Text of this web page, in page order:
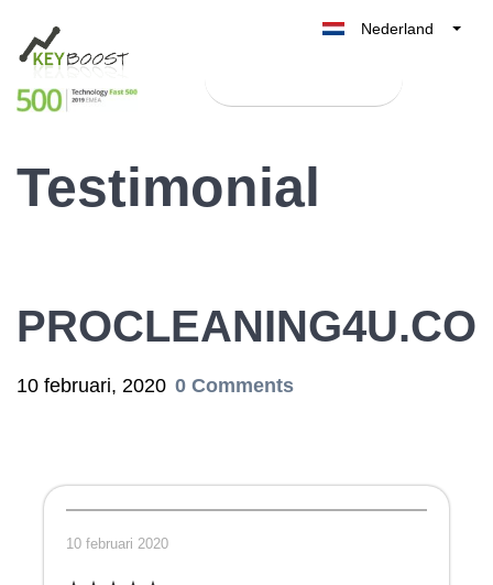
Nederland
België
Testimonial
10 februari, 2020 0 Comments
10 februari 2020